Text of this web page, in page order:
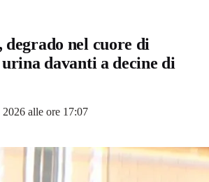
degrado nel cuore di
davanti a decine di
alle ore 17:07